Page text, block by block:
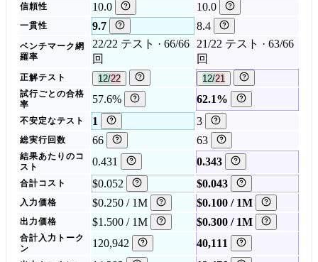
信頼性 10.0 10.0
一貫性 9.7 8.4
ベンチマーク網
羅率
22/22 テスト · 66/66
回
21/22 テスト · 63/66
回
正解テスト 12/22 12/21
試行ごとの合格
率
57.6% 62.1%
不安定なテスト 1 3
総実行回数 66 63
結果あたりのコ
スト
0.431 0.343
合計コスト $0.052 $0.043
入力価格 $0.250 / 1M $0.100 / 1M
出力価格 $1.500 / 1M $0.300 / 1M
合計入力トーク
ン
120,942 40,111